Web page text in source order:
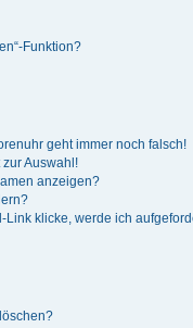
Funktion?
geht immer noch falsch!
Auswahl!
anzeigen?
klicke, werde ich